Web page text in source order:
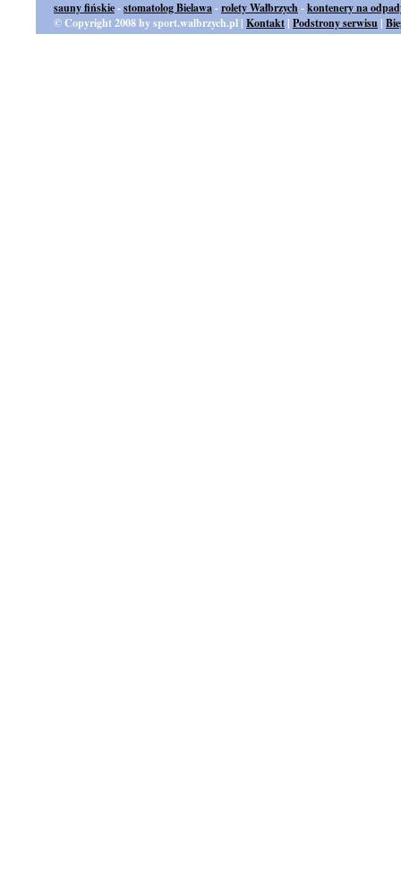
sauny fińskie-stomatolog Bielawa-rolety Wałbrzych-kontenery na
© Copyright 2008 by sport.walbrzych.pl | Kontakt | Podstrony serwisu |